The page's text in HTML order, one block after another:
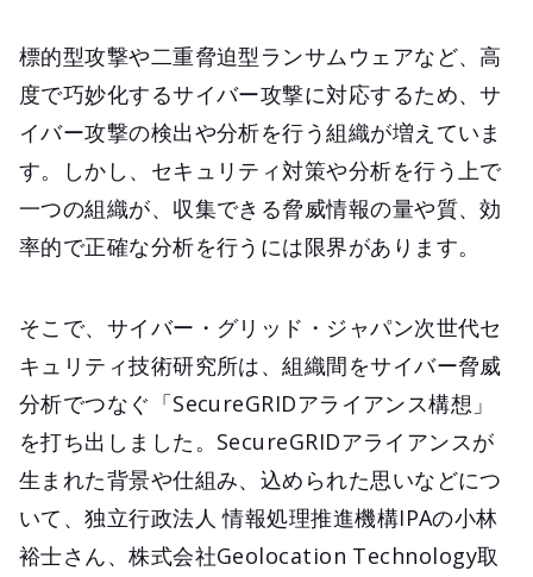
標的型攻撃や二重脅迫型ランサムウェアなど、高
度で巧妙化するサイバー攻撃に対応するため、サ
イバー攻撃の検出や分析を行う組織が増えていま
す。しかし、セキュリティ対策や分析を行う上で
一つの組織が、収集できる脅威情報の量や質、効
率的で正確な分析を行うには限界があります。
そこで、サイバー・グリッド・ジャパン次世代セ
キュリティ技術研究所は、組織間をサイバー脅威
分析でつなぐ「SecureGRIDアライアンス構想」
を打ち出しました。SecureGRIDアライアンスが
生まれた背景や仕組み、込められた思いなどにつ
いて、独立行政法人 情報処理推進機構IPAの小林
裕士さん、株式会社Geolocation Technology取